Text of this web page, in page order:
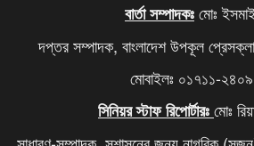
বার্তা সম্পাদকঃমোঃ
দপ্তর সম্পাদক, বাংলাদেশ উপকূল
মোবাইলঃ ০১৭১১-
সিনিয়র স্টাফ রিপোর্টারঃমোঃ